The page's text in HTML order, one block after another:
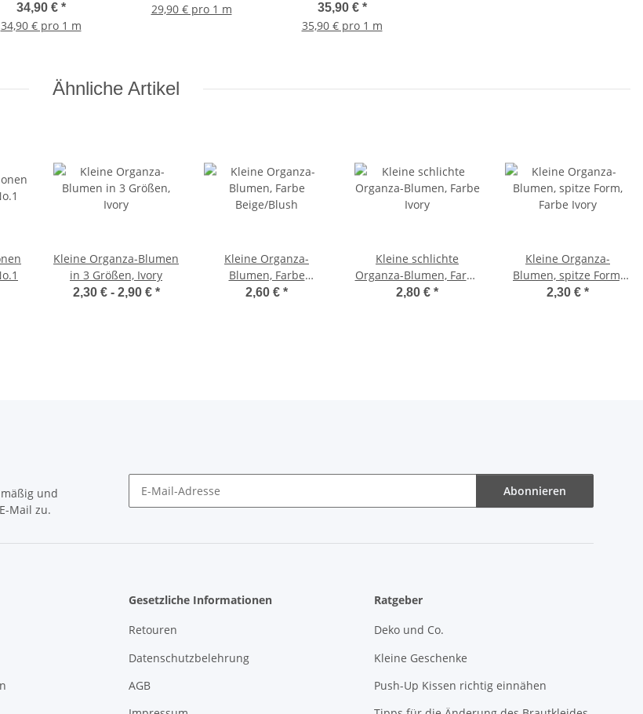
34,90 € *
34,90 € pro 1 m
29,90 € pro 1 m 35,90 € *
35,90 € pro 1 m
Ähnliche Artikel
Kleine Organza-Blumen
in 3 Größen, Ivory
2,30 € - 2,90 € *
Kleine Organza-
Blumen, Farbe
Beige/Blush
2,60 € *
Kleine schlichte
Organza-Blumen, Farbe
Ivory
2,80 € *
Kleine Organza-
Blumen, spitze Form,
Farbe Ivory
2,30 € *
und
Mail zu.
Abonnieren
Gesetzliche Informationen
Retouren
Datenschutzbelehrung
AGB
Ratgeber
Deko und Co.
Kleine Geschenke
Push-Up Kissen richtig einnähen